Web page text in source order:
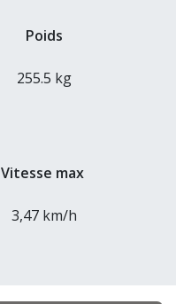
Poids
255.5 kg
Vitesse max
3,47 km/h